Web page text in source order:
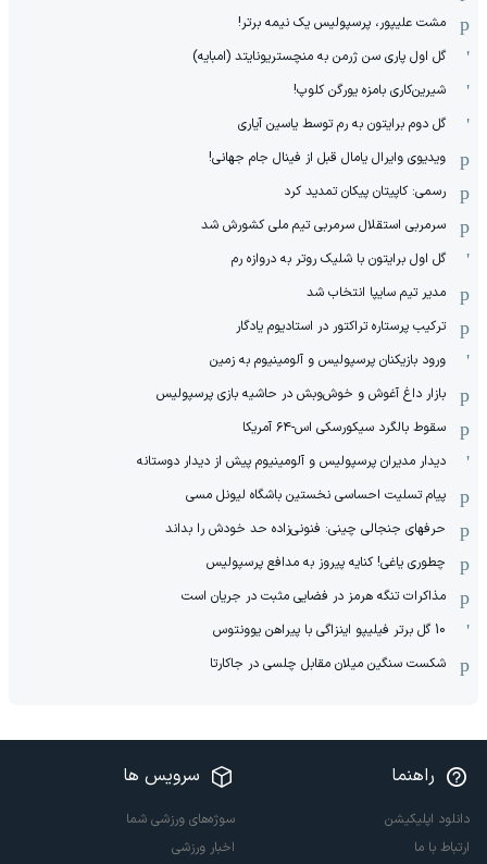
مشت علیپور، پرسپولیس یک نیمه برتر!
گل اول پاری سن ژرمن به منچستریونایتد (امبایه)
شیرین‌کاری بامزه یورگن کلوپ!
گل دوم برایتون به رم توسط یاسین آیاری
ویدیوی وایرال یامال قبل از فینال جام جهانی!
رسمی: کاپیتان پیکان تمدید کرد
سرمربی استقلال سرمربی تیم ملی کشورش شد
گل اول برایتون با شلیک روتر به دروازه رم
مدیر تیم سایپا انتخاب شد
ترکیب پرستاره تراکتور در استادیوم یادگار
ورود بازیکنان پرسپولیس و آلومینیوم به زمین
بازار داغ آغوش و خوش‌و‌بش در حاشیه بازی پرسپولیس
سقوط بالگرد سیکورسکی اس-۶۴ آمریکا
دیدار مدیران پرسپولیس و آلومینیوم پیش از دیدار دوستانه
پیام تسلیت احساسی نخستین باشگاه لیونل مسی
حرفهای جنجالی چینی: فنونی‌زاده حد خودش را بداند
چطوری یاغی! کنایه پیروز به مدافع پرسپولیس
مذاکرات تنگه هرمز در فضایی مثبت در جریان است
10 گل برتر فیلیپو اینزاگی با پیراهن یوونتوس
شکست سنگین میلان مقابل چلسی در جاکارتا
راهنما
دانلود اپلیکیشن
ارتباط با ما
سرویس ها
سوژه‌های ورزشی شما
اخبار ورزشی